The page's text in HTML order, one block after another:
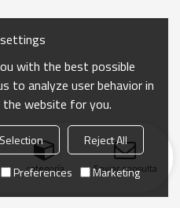
categoría Enviar consulta
with the best possible
to analyze user behavior in
website for you.
Reject All
Preferences Marketing